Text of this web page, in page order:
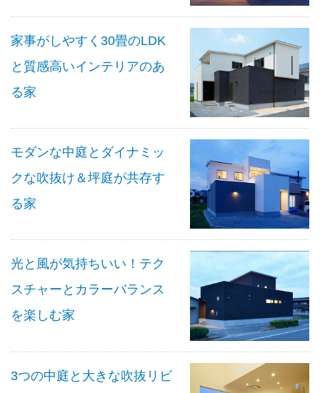
家事がしやすく30畳のLDK
と質感高いインテリアのあ
る家
モダンな中庭とダイナミッ
クな吹抜け＆坪庭が共存す
る家
光と風が気持ちいい！テク
スチャーとカラーバランス
を楽しむ家
3つの中庭と大きな吹抜リビ